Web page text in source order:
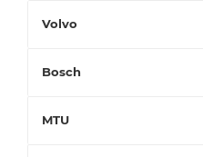
Volvo
Bosch
MTU